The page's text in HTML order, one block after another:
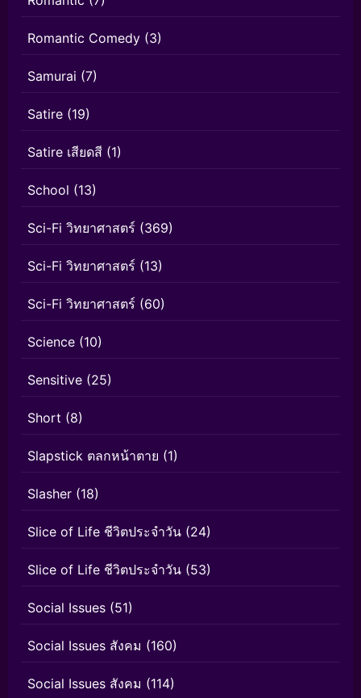
Romantic Comedy (3)
Samurai (7)
Satire (19)
Satire เสียดสี (1)
School (13)
Sci-Fi วิทยาศาสตร์ (369)
Sci-Fi วิทยาศาสตร์ (13)
Sci-Fi วิทยาศาสตร์ (60)
Science (10)
Sensitive (25)
Short (8)
Slapstick ตลกหน้าตาย (1)
Slasher (18)
Slice of Life ชีวิตประจำวัน (24)
Slice of Life ชีวิตประจำวัน (53)
Social Issues (51)
Social Issues สังคม (160)
Social Issues สังคม (114)